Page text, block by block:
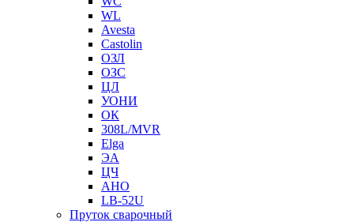
WL
Avesta
Castolin
ОЗЛ
ОЗС
ЦЛ
УОНИ
ОК
308L/MVR
Elga
ЭА
ЦЧ
АНО
LB-52U
Пруток сварочный